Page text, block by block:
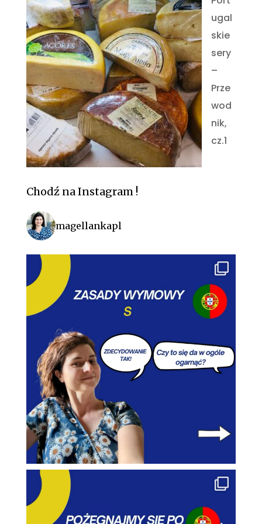
ugal
skie
sery
–
Prze
wod
nik,
cz.1
Chodź na Instagram !
magellankapl